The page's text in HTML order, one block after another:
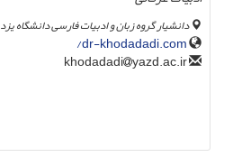
دانشیار گروه زبان و ادبیات فارسی دانشگاه یزد
dr-khodadadi.com/
yazd.ac.ir